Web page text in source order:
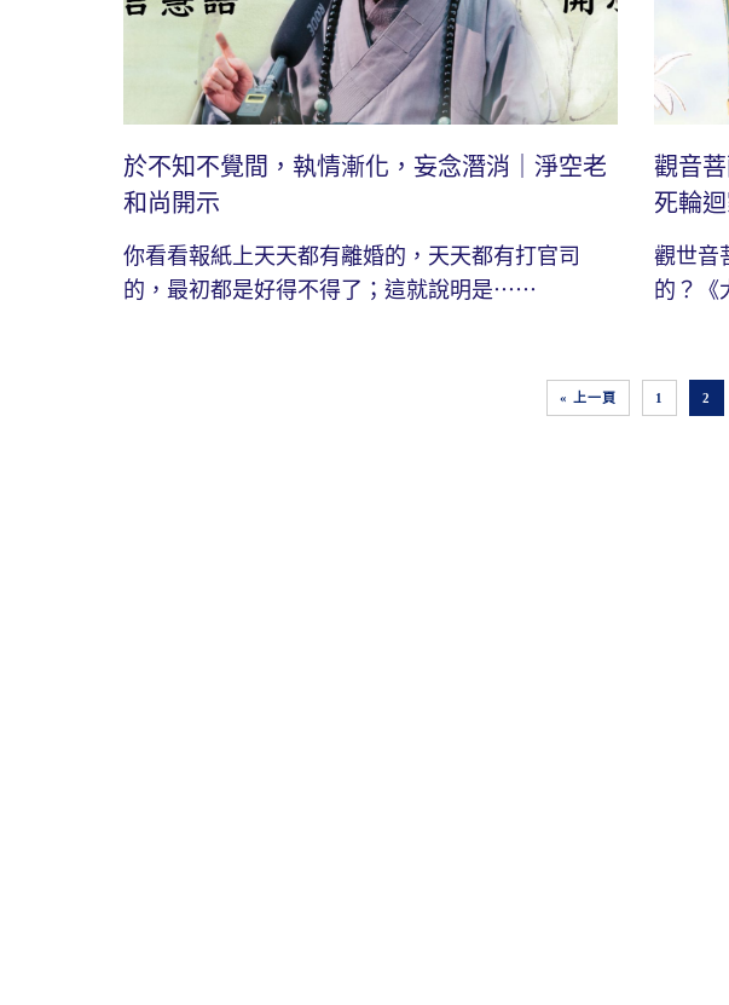
於不知不覺間，執情漸化，妄念潛消｜淨空老
和尚開示
你看看報紙上天天都有離婚的，天天都有打官司
的，最初都是好得不得了；這就說明是⋯⋯
觀音
死輪
觀世音
的？
« 上一頁 1 2